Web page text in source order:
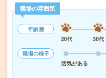
職場の雰囲気
年齢層
20代
30代
職場の様子
活気がある